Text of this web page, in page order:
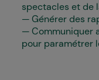
spectacles et de
Générer des
Communiquer
pour paramétrer